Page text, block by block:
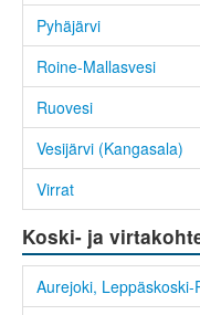
Pyhäjärvi
Roine-Mallasvesi
Ruovesi
Vesijärvi (Kangasala)
Virrat
Koski- ja
Aurejoki, Leppäskoski-